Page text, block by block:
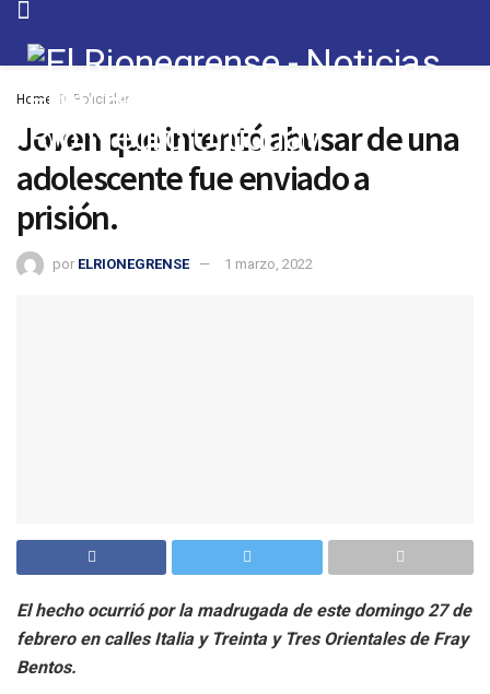
Home Policiales
Joven que intentó abusar de una
adolescente fue enviado a
prisión.
por ELRIONEGRENSE 1 marzo, 2022
El hecho ocurrió por la madrugada de este domingo 27 de
febrero en calles Italia y Treinta y Tres Orientales de Fray
Bentos.